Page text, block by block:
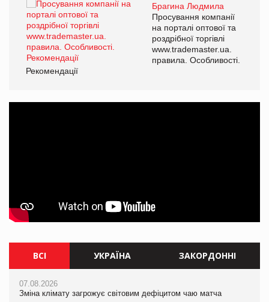
Брагина Людмила
Просування компанії
на порталі оптової та
роздрібної торгівлі
www.trademaster.ua.
правила. Особливості.
Рекомендації
ВСІ УКРАЇНА ЗАКОРДОННІ
07.08.2026
Зміна клімату загрожує світовим дефіцитом чаю матча
07.08.2026
Розмитнення «з коліс» та крос-докінг: як оперативні логістичні
07.08.2026
Зміна клімату загрожує світовим дефіцитом чаю матча